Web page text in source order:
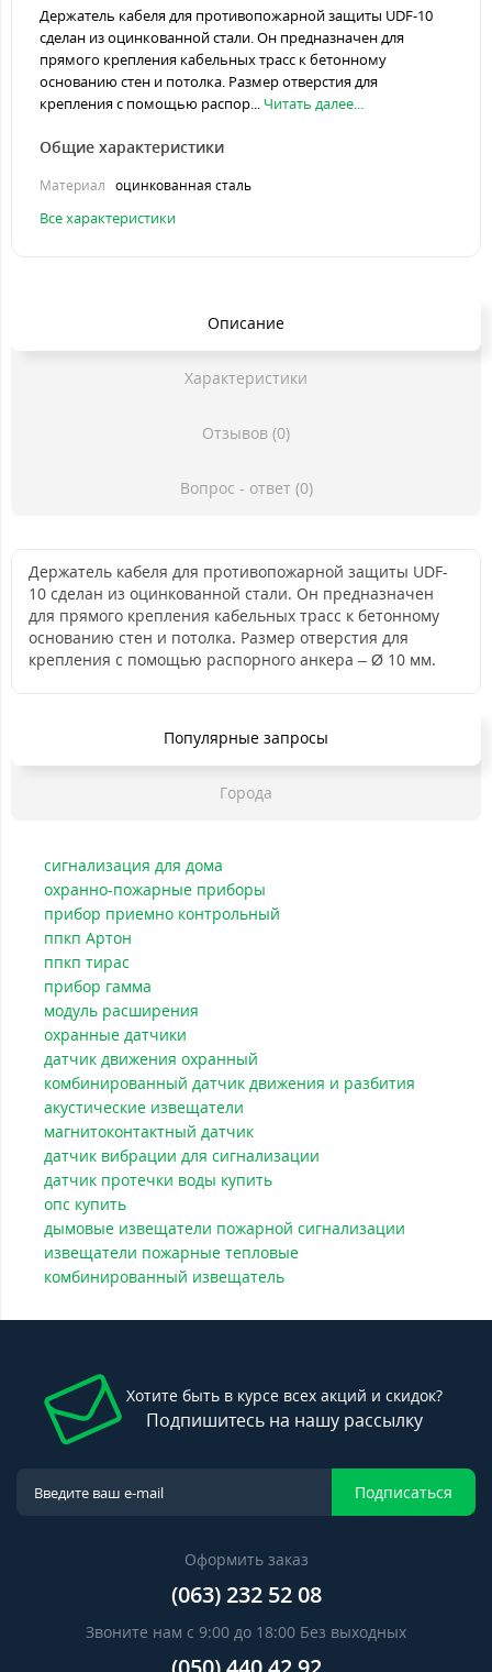
Держатель кабеля для противопожарной защиты UDF-10
сделан из оцинкованной стали. Он предназначен для
прямого крепления кабельных трасс к бетонному
основанию стен и потолка. Размер отверстия для
крепления с помощью распор... Читать далее...
Общие характеристики
Материал оцинкованная сталь
Все характеристики
Описание
Характеристики
Отзывов (0)
Вопрос - ответ (0)
Держатель кабеля для противопожарной защиты UDF-
10 сделан из оцинкованной стали. Он предназначен
для прямого крепления кабельных трасс к бетонному
основанию стен и потолка. Размер отверстия для
крепления с помощью распорного анкера – Ø 10 мм.
Популярные запросы
Города
сигнализация для дома
охранно-пожарные приборы
прибор приемно контрольный
ппкп Артон
ппкп тирас
прибор гамма
модуль расширения
охранные датчики
датчик движения охранный
комбинированный датчик движения и разбития
акустические извещатели
магнитоконтактный датчик
датчик вибрации для сигнализации
датчик протечки воды купить
опс купить
дымовые извещатели пожарной сигнализации
извещатели пожарные тепловые
комбинированный извещатель
Хотите быть в курсе всех акций и скидок?
Подпишитесь на нашу рассылку
Подписаться
Оформить заказ
(063) 232 52 08
Звоните нам с 9:00 до 18:00 Без выходных